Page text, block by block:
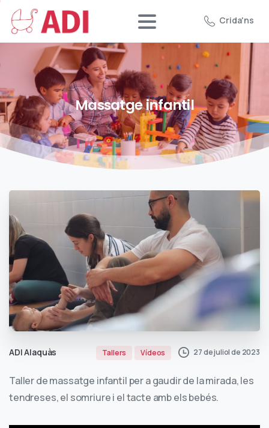
Crida'ns
Massatgeinfantil
ADI Alaquàs Tallers Vídeos 27 de juliol de 2023
Taller de massatge infantil per a gaudir de la mirada, les
tendreses, el somriure i el tacte amb els bebés.